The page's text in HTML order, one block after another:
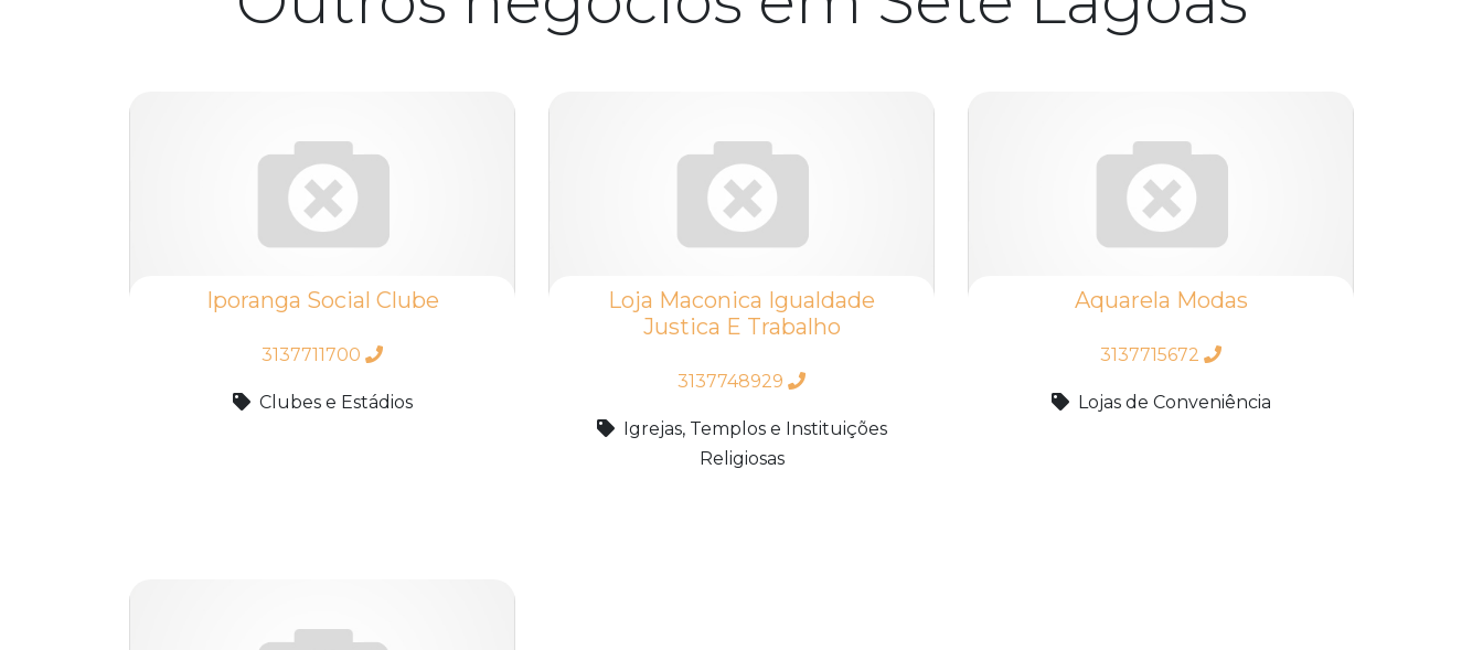
Iporanga Social Clube
3137711700
Clubes e Estádios
Loja Maconica Igualdade
Justica E Trabalho
3137748929
Igrejas, Templos e Instituições
Religiosas
Aquarela Modas
3137715672
Lojas de Conveniência